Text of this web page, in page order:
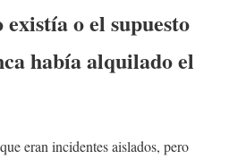
o el supuesto
había alquilado el
eran incidentes aislados, pero